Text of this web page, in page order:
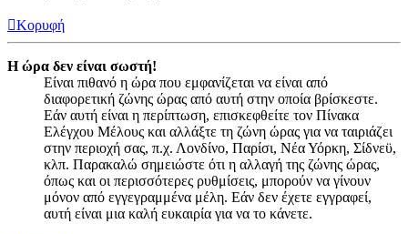
Κορυφή
Η ώρα δεν είναι σωστή!
Είναι πιθανό η ώρα που εμφανίζεται να είναι από
διαφορετική ζώνης ώρας από αυτή στην οποία βρίσκεστε.
Εάν αυτή είναι η περίπτωση, επισκεφθείτε τον Πίνακα
Ελέγχου Μέλους και αλλάξτε τη ζώνη ώρας για να ταιριάζει
στην περιοχή σας, π.χ. Λονδίνο, Παρίσι, Νέα Υόρκη, Σίδνεϋ,
κλπ. Παρακαλώ σημειώστε ότι η αλλαγή της ζώνης ώρας,
όπως και οι περισσότερες ρυθμίσεις, μπορούν να γίνουν
μόνον από εγγεγραμμένα μέλη. Εάν δεν έχετε εγγραφεί,
αυτή είναι μια καλή ευκαιρία για να το κάνετε.